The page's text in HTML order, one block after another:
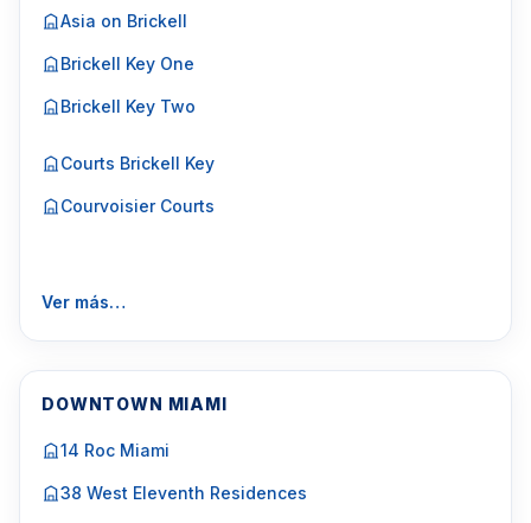
Asia on Brickell
Brickell Key One
Brickell Key Two
Courts Brickell Key
Courvoisier Courts
Ver más…
DOWNTOWN MIAMI
14 Roc Miami
38 West Eleventh Residences